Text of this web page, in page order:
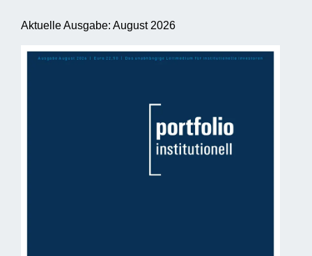
Aktuelle Ausgabe: August 2026